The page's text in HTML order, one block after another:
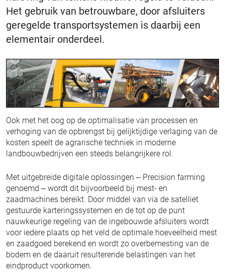
Het gebruik van betrouwbare, door afsluiters
geregelde transportsystemen is daarbij een
elementair onderdeel.
Ook met het oog op de optimalisatie van processen en
verhoging van de opbrengst bij gelijktijdige verlaging van de
kosten speelt de agrarische techniek in moderne
landbouwbedrijven een steeds belangrijkere rol.
Met uitgebreide digitale oplossingen – Precision farming
genoemd – wordt dit bijvoorbeeld bij mest- en
zaadmachines bereikt. Door middel van via de satelliet
gestuurde karteringssystemen en de tot op de punt
nauwkeurige regeling van de ingebouwde afsluiters wordt
voor iedere plaats op het veld de optimale hoeveelheid mest
en zaadgoed berekend en wordt zo overbemesting van de
bodem en de daaruit resulterende belastingen van het
eindproduct voorkomen.